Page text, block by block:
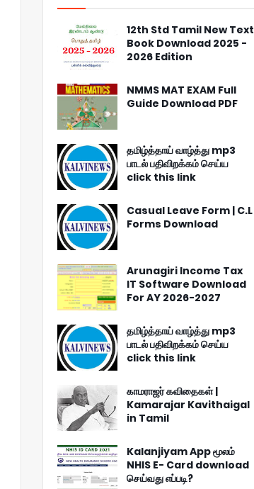
12th Std Tamil New Text
Book Download 2025 -
2026 Edition
NMMS MAT EXAM Full
Guide Download PDF
தமிழ்த்தாய் வாழ்த்து mp3
பாடல் பதிவிறக்கம் செய்ய
click this link
Casual Leave Form | C.L
Forms Download
Arunagiri Income Tax
IT Software Download
For AY 2026-2027
தமிழ்த்தாய் வாழ்த்து mp3
பாடல் பதிவிறக்கம் செய்ய
click this link
காமராஜர் கவிதைகள் |
Kamarajar Kavithaigal
in Tamil
Kalanjiyam App மூலம்
NHIS E- Card download
செய்வது எப்படி?